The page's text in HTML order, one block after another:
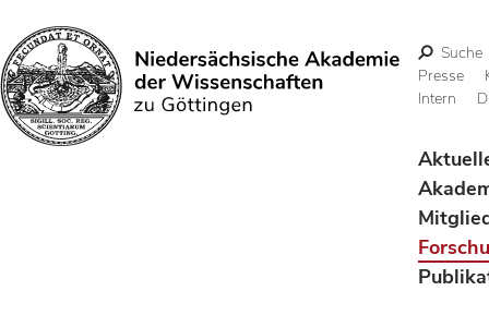
Suchen
Suche
Presse
Intern